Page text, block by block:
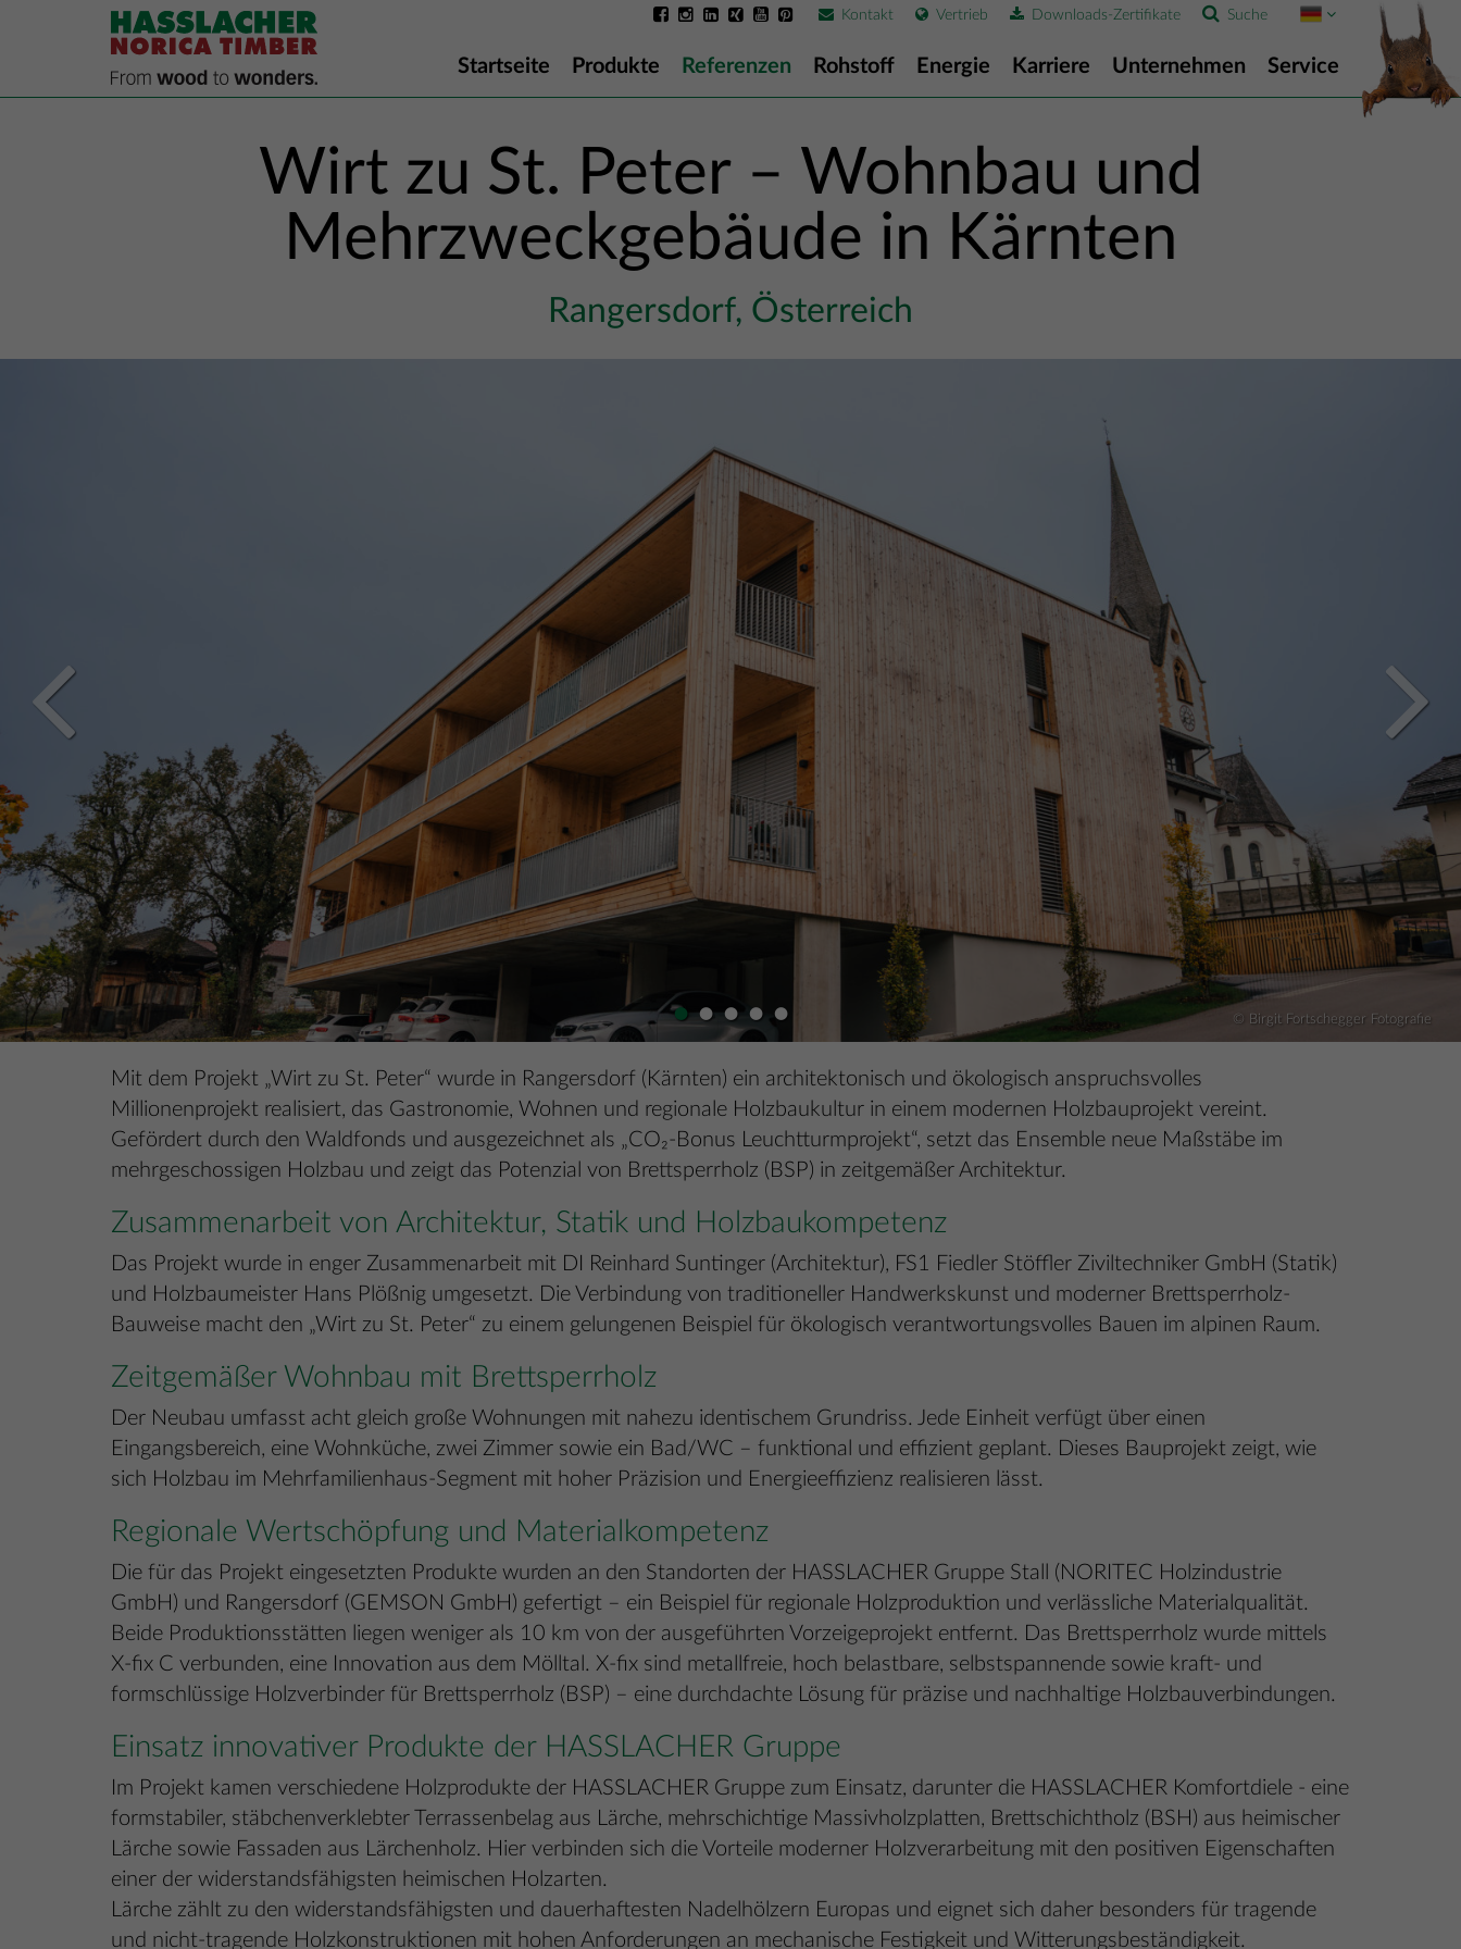
Startseite Produkte Referenzen Rohstoff Energie Karriere Unternehmen Service
Suche
Downloads-Zertifikate
Vertrieb
Kontakt
Wirt zu St. Peter – Wohnbau und
Mehrzweckgebäude in Kärnten
Rangersdorf, Österreich
•••• • © Birgit Fortschegger Fotografie
Mit dem Projekt „Wirt zu St. Peter“ wurde in Rangersdorf (Kärnten) ein architektonisch und ökologisch anspruchsvolles
Millionenprojekt realisiert, das Gastronomie, Wohnen und regionale Holzbaukultur in einem modernen Holzbauprojekt vereint.
Gefördert durch den Waldfonds und ausgezeichnet als „CO₂-Bonus Leuchtturmprojekt“, setzt das Ensemble neue Maßstäbe im
mehrgeschossigen Holzbau und zeigt das Potenzial von Brettsperrholz (BSP) in zeitgemäßer Architektur.
Zusammenarbeit von Architektur, Statik und Holzbaukompetenz
Das Projekt wurde in enger Zusammenarbeit mit DI Reinhard Suntinger (Architektur), FS1 Fiedler Stöffler Ziviltechniker GmbH (Statik)
und Holzbaumeister Hans Plößnig umgesetzt. Die Verbindung von traditioneller Handwerkskunst und moderner Brettsperrholz-
Bauweise macht den „Wirt zu St. Peter“ zu einem gelungenen Beispiel für ökologisch verantwortungsvolles Bauen im alpinen Raum.
Zeitgemäßer Wohnbau mit Brettsperrholz
Der Neubau umfasst acht gleich große Wohnungen mit nahezu identischem Grundriss. Jede Einheit verfügt über einen
Eingangsbereich, eine Wohnküche, zwei Zimmer sowie ein Bad/WC – funktional und effizient geplant. Dieses Bauprojekt zeigt, wie
sich Holzbau im Mehrfamilienhaus-Segment mit hoher Präzision und Energieeffizienz realisieren lässt.
Regionale Wertschöpfung und Materialkompetenz
Die für das Projekt eingesetzten Produkte wurden an den Standorten der HASSLACHER Gruppe Stall (NORITEC Holzindustrie
GmbH) und Rangersdorf (GEMSON GmbH) gefertigt – ein Beispiel für regionale Holzproduktion und verlässliche Materialqualität.
Beide Produktionsstätten liegen weniger als 10 km von der ausgeführten Vorzeigeprojekt entfernt. Das Brettsperrholz wurde mittels
X-fix C verbunden, eine Innovation aus dem Mölltal. X-fix sind metallfreie, hoch belastbare, selbstspannende sowie kraft- und
formschlüssige Holzverbinder für Brettsperrholz (BSP) – eine durchdachte Lösung für präzise und nachhaltige Holzbauverbindungen.
Einsatz innovativer Produkte der HASSLACHER Gruppe
Im Projekt kamen verschiedene Holzprodukte der HASSLACHER Gruppe zum Einsatz, darunter die HASSLACHER Komfortdiele - eine
formstabiler, stäbchenverklebter Terrassenbelag aus Lärche, mehrschichtige Massivholzplatten, Brettschichtholz (BSH) aus heimischer
Lärche sowie Fassaden aus Lärchenholz. Hier verbinden sich die Vorteile moderner Holzverarbeitung mit den positiven Eigenschaften
einer der widerstandsfähigsten heimischen Holzarten.
Lärche zählt zu den widerstandsfähigsten und dauerhaftesten Nadelhölzern Europas und eignet sich daher besonders für tragende
und nicht-tragende Holzkonstruktionen mit hohen Anforderungen an mechanische Festigkeit und Witterungsbeständigkeit.